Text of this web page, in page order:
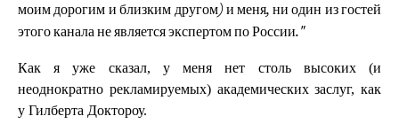
моим дорогим и близким другом) и меня, ни один из гостей
этого канала не является экспертом по России."
Как я уже сказал, у меня нет столь высоких (и
неоднократно рекламируемых) академических заслуг, как
у Гилберта Доктороу.